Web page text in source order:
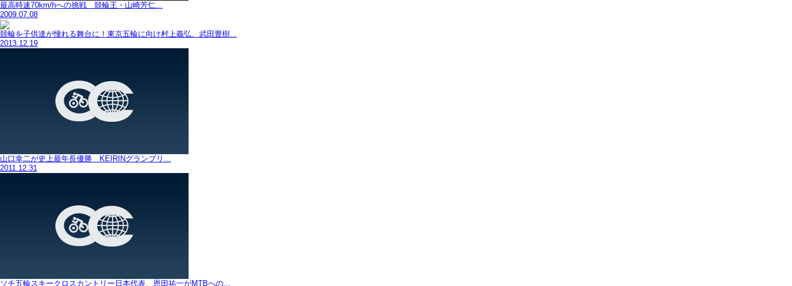
最高時速70km/hへの挑戦 競輪王・山崎芳仁...
2009.07.08
競輪を子供達が憧れる舞台に！東京五輪に向け村上義弘、武田豊樹...
2013.12.19
山口幸二が史上最年長優勝 KEIRINグランプリ...
2011.12.31
ソチ五輪スキークロスカントリー日本代表、恩田祐一がMTBへの...